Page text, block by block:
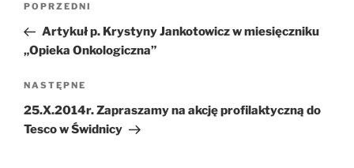
wpisu
Poprzedni
wpis
POPRZEDNI
Artykuł p. Krystyny Jankotowicz w miesięczniku
„Opieka Onkologiczna”
Następny
wpis
NASTĘPNE
25.X.2014r. Zapraszamy na akcję profilaktyczną do
Tesco w Świdnicy